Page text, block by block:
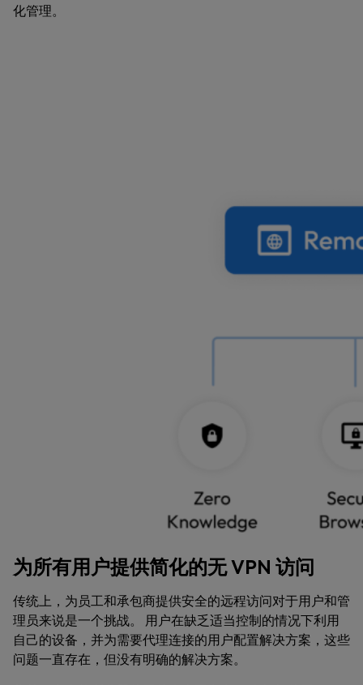
化管理。
为所有用户提供简化的无 VPN 访问
传统上，为员工和承包商提供安全的远程访问对于用户和管
理员来说是一个挑战。 用户在缺乏适当控制的情况下利用
自己的设备，并为需要代理连接的用户配置解决方案，这些
问题一直存在，但没有明确的解决方案。